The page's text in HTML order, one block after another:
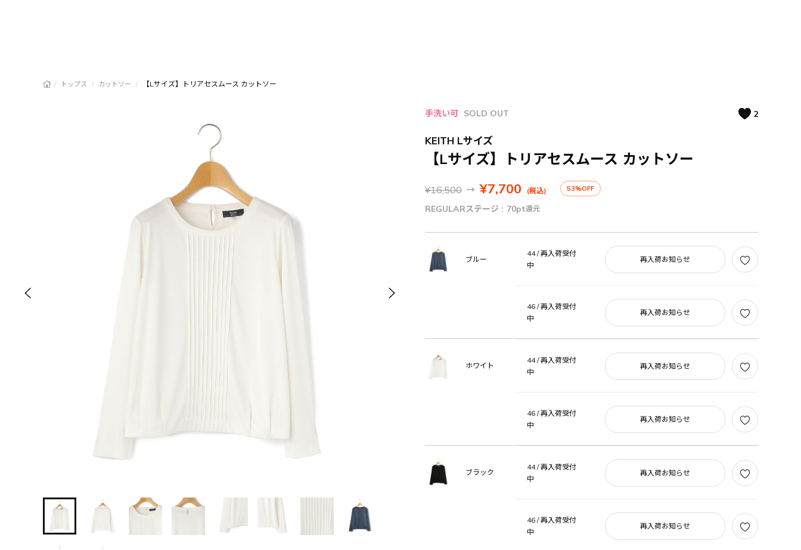
/ トップス / カットソー / 【Lサイズ】トリアセスムース カットソー
手洗い可 SOLD OUT 2
KEITH Lサイズ
【Lサイズ】トリアセスムース カットソー
¥16,500 → ¥7,700 (税込) 53%OFF
REGULARステージ : 70pt還元
ブルー
44 /再入荷受付
中
再入荷お知らせ
46 /再入荷受付
中
再入荷お知らせ
ホワイト
44 /再入荷受付
中
再入荷お知らせ
46 /再入荷受付
中
再入荷お知らせ
ブラック
44 /再入荷受付
中
再入荷お知らせ
46 /再入荷受付
中
再入荷お知らせ